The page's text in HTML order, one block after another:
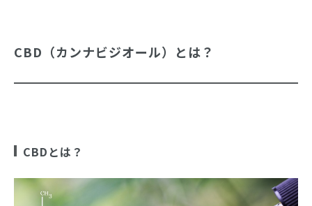
CBD（カンナビジオール）とは？
CBDとは？